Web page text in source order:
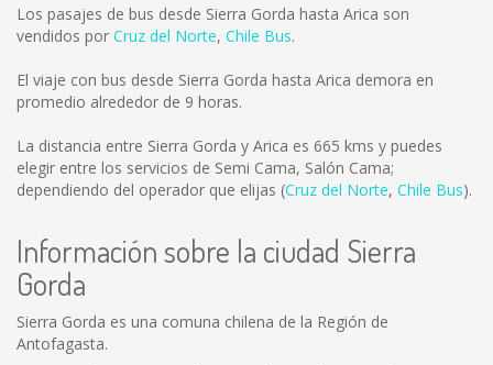
Los pasajes de bus desde Sierra Gorda hasta Arica son
vendidos por Cruz del Norte, Chile Bus.
El viaje con bus desde Sierra Gorda hasta Arica demora en
promedio alrededor de 9 horas.
La distancia entre Sierra Gorda y Arica es 665 kms y puedes
elegir entre los servicios de Semi Cama, Salón Cama;
dependiendo del operador que elijas (Cruz del Norte, Chile Bus).
Información sobre la ciudad Sierra
Gorda
Sierra Gorda es una comuna chilena de la Región de
Antofagasta.